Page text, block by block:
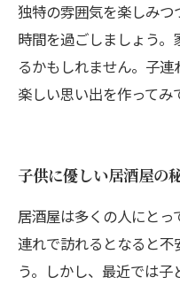
独特の雰囲気を楽しみつ
時間を過ごしましょう
るかもしれません。子連
楽しい思い出を作ってみ
子供に優しい居酒屋の
居酒屋は多くの人にと
連れで訪れるとなると不
う。しかし、最近では